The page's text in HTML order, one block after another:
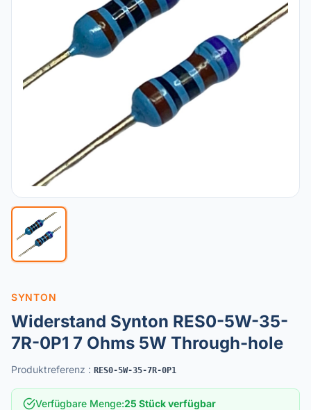
SYNTON
Widerstand Synton RES0-5W-35-
7R-0P1 7 Ohms 5W Through-hole
Produktreferenz : RES0-5W-35-7R-0P1
Verfügbare Menge:25 Stück verfügbar